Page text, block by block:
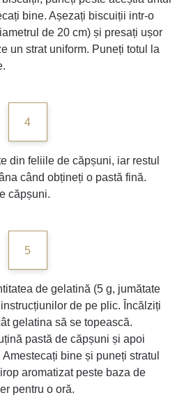
bine. Așezați biscuiții intr-o
de 20 cm) și presați ușor
un strat uniform. Puneți totul la
4
din feliile de căpșuni, iar restul
când obțineți o pastă fină.
căpșuni.
5
de gelatină (5 g, jumătate
de pe plic. Încălziți
gelatina să se topească.
pastă de căpșuni și apoi
bine și puneți stratul
aromatizat peste baza de
pentru o oră.